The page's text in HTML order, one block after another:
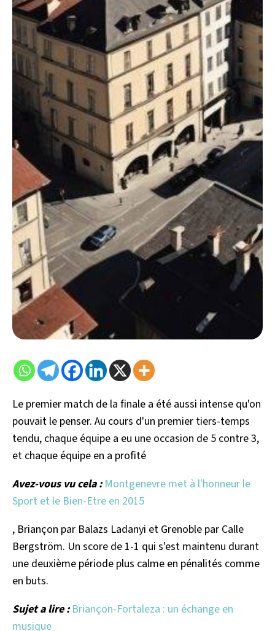
Le premier match de la finale a été aussi intense qu'on
pouvait le penser. Au cours d'un premier tiers-temps
tendu, chaque équipe a eu une occasion de 5 contre 3,
et chaque équipe en a profité
Avez-vous vu cela :Montgenevre met à l'honneur le
Sport et le Bien-Etre en 2015
, Briançon par Balazs Ladanyi et Grenoble par Calle
Bergström. Un score de 1-1 qui s'est maintenu durant
une deuxième période plus calme en pénalités comme
en buts.
Sujet a lire :Briançon-Fortaleza : un échange en
musique